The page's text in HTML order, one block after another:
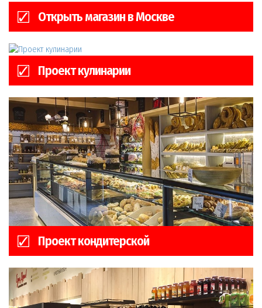
Открыть магазин в Москве
Проект кулинарии
Проект кондитерской